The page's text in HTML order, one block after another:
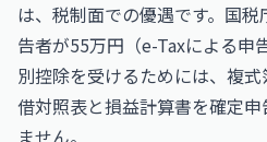
は、税制面での優遇です。国
告者が55万円（e-Taxによる申
別控除を受けるためには、複
借対照表と損益計算書を確定
ません。